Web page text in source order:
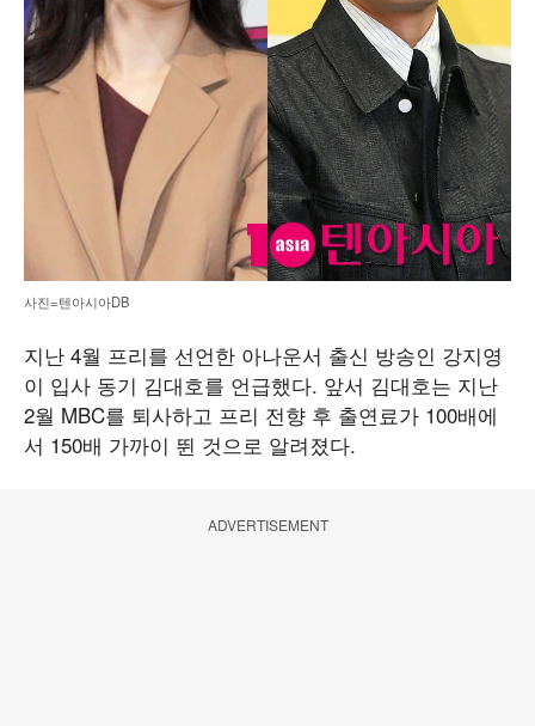
사진=텐아시아DB
지난 4월 프리를 선언한 아나운서 출신 방송인 강지영
이 입사 동기 김대호를 언급했다. 앞서 김대호는 지난
2월 MBC를 퇴사하고 프리 전향 후 출연료가 100배에
서 150배 가까이 뛴 것으로 알려졌다.
ADVERTISEMENT